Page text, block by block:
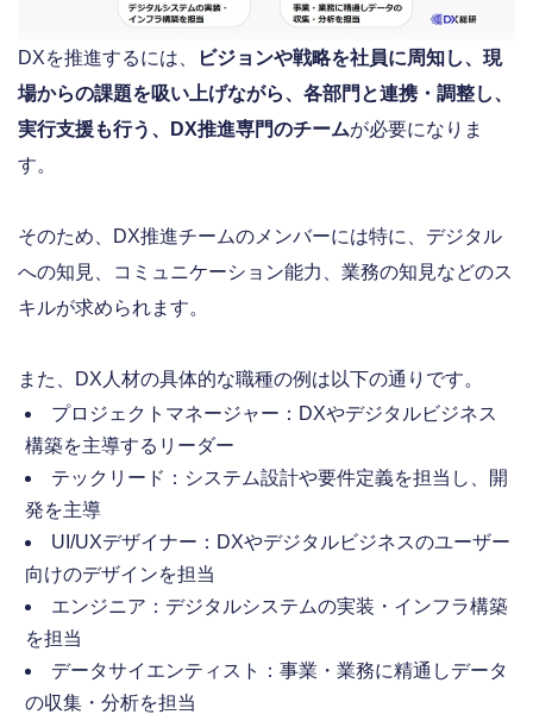
DXを推進するには、
ビジョンや戦略を社員に周知し、現
場からの課題を吸い上げながら、各部門と連携・調整し、
実行支援も行う、DX推進専門のチームが必要になりま
す。
そのため、DX推進チームのメンバーには特に、デジタル
への知見、コミュニケーション能力、業務の知見などのス
キルが求められます。
また、DX人材の具体的な職種の例は以下の通りです。
プロジェクトマネージャー：DXやデジタルビジネス
構築を主導するリーダー
テックリード：システム設計や要件定義を担当し、開
発を主導
UI/UXデザイナー：DXやデジタルビジネスのユーザー
向けのデザインを担当
エンジニア：デジタルシステムの実装・インフラ構築
を担当
データサイエンティスト：事業・業務に精通しデータ
の収集・分析を担当